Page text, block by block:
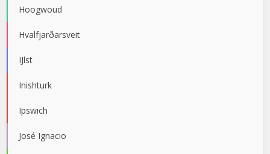
Hoogwoud
Hvalfjarðarsveit
IJlst
Inishturk
Ipswich
José Ignacio